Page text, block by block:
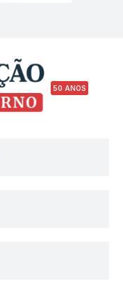
50 ANOS